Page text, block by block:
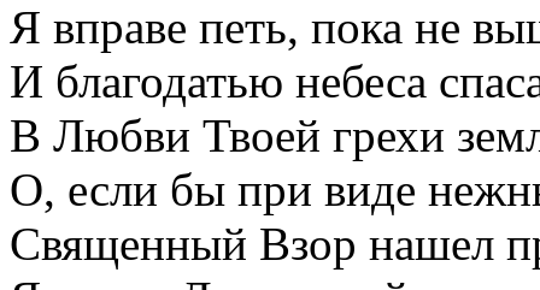
Я вправе петь, пока не
И благодатью небеса
В Любви Твоей грехи
О, если бы при виде
Священный Взор нашел